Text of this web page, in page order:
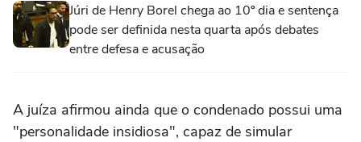
Júri de Henry Borel chega ao 10º dia e sentença
pode ser definida nesta quarta após debates
entre defesa e acusação
A juíza afirmou ainda que o condenado possui uma
"personalidade insidiosa", capaz de simular